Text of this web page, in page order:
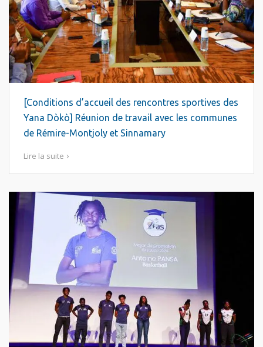
[Conditions d’accueil des rencontres sportives des
Yana Dòkò] Réunion de travail avec les communes
de Rémire-Montjoly et Sinnamary
Lire la suite